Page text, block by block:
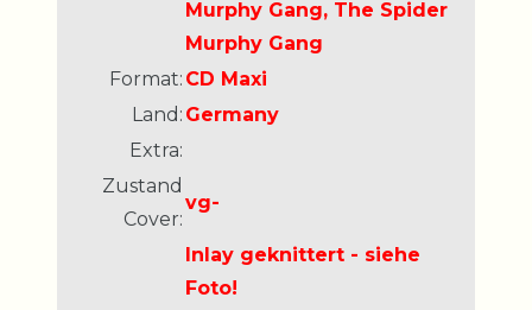
Murphy Gang, The Spider
Murphy Gang
Format: CD Maxi
Land: Germany
Extra:
Zustand
Cover:
vg-
Inlay geknittert - siehe
Foto!